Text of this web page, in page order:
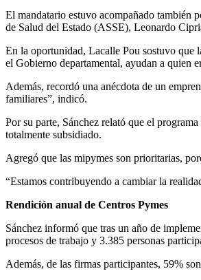
El mandatario estuvo acompañado
de Salud del Estado (ASSE), Leonardo
En la oportunidad, Lacalle Pou sostuvo que
el Gobierno departamental, ayudan a quien
Además, recordó una anécdota de un
familiares”, indicó.
Por su parte, Sánchez relató que el
totalmente subsidiado.
Agregó que las mipymes son prioritarias,
“Estamos contribuyendo a cambiar la
Rendición anual de Centros Pymes
Sánchez informó que tras un año de
procesos de trabajo y 3.385 personas
Además, de las firmas participantes, 59%